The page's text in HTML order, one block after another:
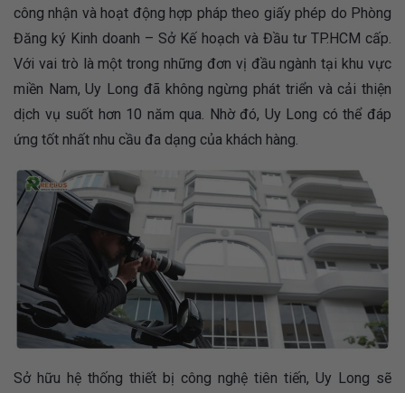
công nhận và hoạt động hợp pháp theo giấy phép do Phòng
Đăng ký Kinh doanh – Sở Kế hoạch và Đầu tư TP.HCM cấp.
Với vai trò là một trong những đơn vị đầu ngành tại khu vực
miền Nam, Uy Long đã không ngừng phát triển và cải thiện
dịch vụ suốt hơn 10 năm qua. Nhờ đó, Uy Long có thể đáp
ứng tốt nhất nhu cầu đa dạng của khách hàng.
Sở hữu hệ thống thiết bị công nghệ tiên tiến, Uy Long sẽ